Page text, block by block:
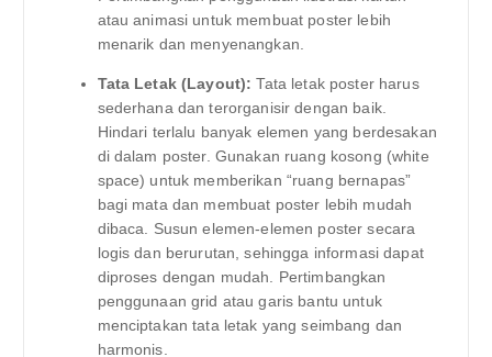
atau animasi untuk membuat poster lebih
menarik dan menyenangkan.
Tata Letak (Layout): Tata letak poster harus
sederhana dan terorganisir dengan baik.
Hindari terlalu banyak elemen yang berdesakan
di dalam poster. Gunakan ruang kosong (white
space) untuk memberikan “ruang bernapas”
bagi mata dan membuat poster lebih mudah
dibaca. Susun elemen-elemen poster secara
logis dan berurutan, sehingga informasi dapat
diproses dengan mudah. Pertimbangkan
penggunaan grid atau garis bantu untuk
menciptakan tata letak yang seimbang dan
harmonis.